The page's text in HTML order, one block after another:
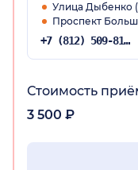
Улица Дыбенко
Проспект
+7 (812) 509-81-68
Стоимость
3 500 ₽